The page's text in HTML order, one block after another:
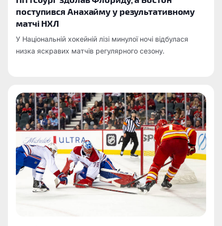
поступився Анахайму у результативному
матчі НХЛ
У Національній хокейній лізі минулої ночі відбулася
низка яскравих матчів регулярного сезону.